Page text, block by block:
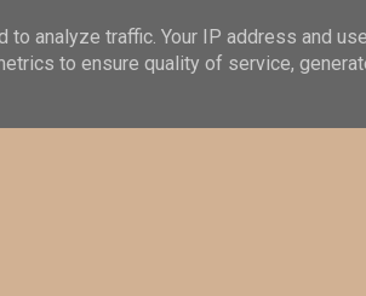
analyze traffic. Your IP address and
to ensure quality of service,